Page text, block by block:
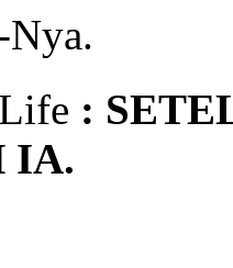
Nya.
:
IA.